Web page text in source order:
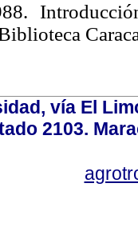
vía El
2103.